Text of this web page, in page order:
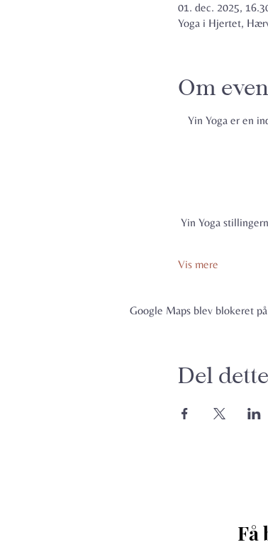
01. dec. 2025,
Yoga i Hjertet,
Om
Yin Yoga er en
Yin Yoga
Vis mere
Google Maps blev blokeret
Del
Få